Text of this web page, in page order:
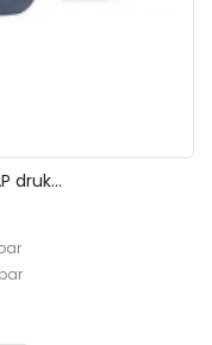
druk...